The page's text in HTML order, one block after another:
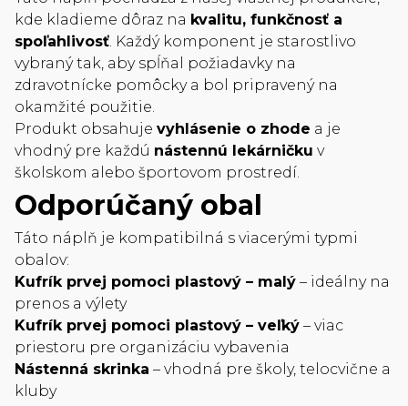
kde kladieme dôraz na kvalitu, funkčnosť a
spoľahlivosť. Každý komponent je starostlivo
vybraný tak, aby spĺňal požiadavky na
zdravotnícke pomôcky a bol pripravený na
okamžité použitie.
Produkt obsahuje vyhlásenie o zhode a je
vhodný pre každú nástennú lekárničku v
školskom alebo športovom prostredí.
Odporúčaný obal
Táto náplň je kompatibilná s viacerými typmi
obalov:
Kufrík prvej pomoci plastový – malý – ideálny na
prenos a výlety
Kufrík prvej pomoci plastový – veľký – viac
priestoru pre organizáciu vybavenia
Nástenná skrinka – vhodná pre školy, telocvične a
kluby